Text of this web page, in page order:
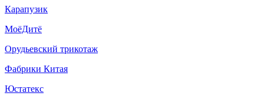
Карапузик
МоёДитё
Орудьевский трикотаж
Фабрики Китая
Юстатекс